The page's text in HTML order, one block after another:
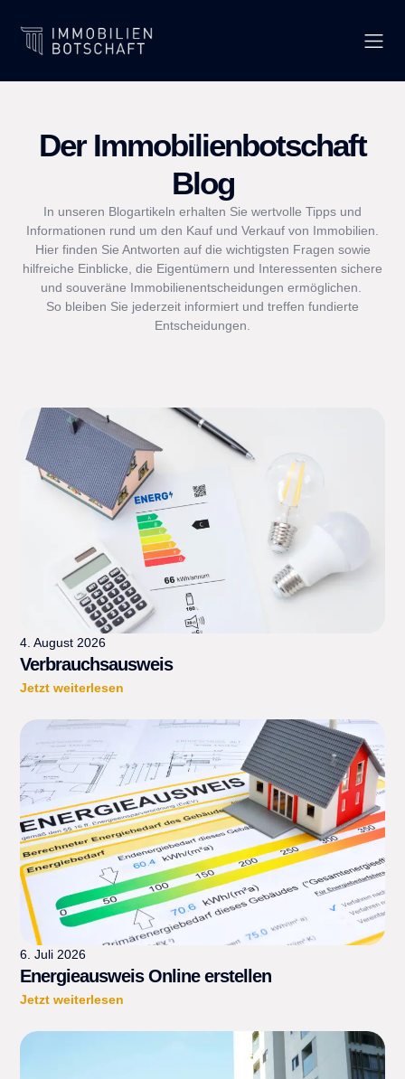
Der Immobilienbotschaft
Blog
In unseren Blogartikeln erhalten Sie wertvolle Tipps und
Informationen rund um den Kauf und Verkauf von Immobilien.
Hier finden Sie Antworten auf die wichtigsten Fragen sowie
hilfreiche Einblicke, die Eigentümern und Interessenten sichere
und souveräne Immobilienentscheidungen ermöglichen.
So bleiben Sie jederzeit informiert und treffen fundierte
Entscheidungen.
4. August 2026
Verbrauchsausweis
Jetzt weiterlesen
6. Juli 2026
Energieausweis Online erstellen
Jetzt weiterlesen